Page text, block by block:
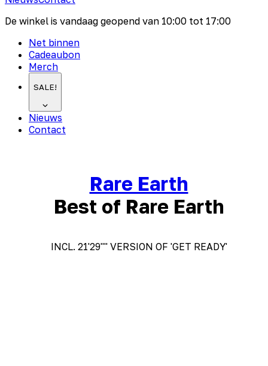
De winkel is vandaag geopend van 10:00 tot 17:00
Net binnen
Cadeaubon
Merch
SALE!
Nieuws
Contact
Rare Earth
Best of Rare Earth
INCL. 21'29"" VERSION OF 'GET READY'